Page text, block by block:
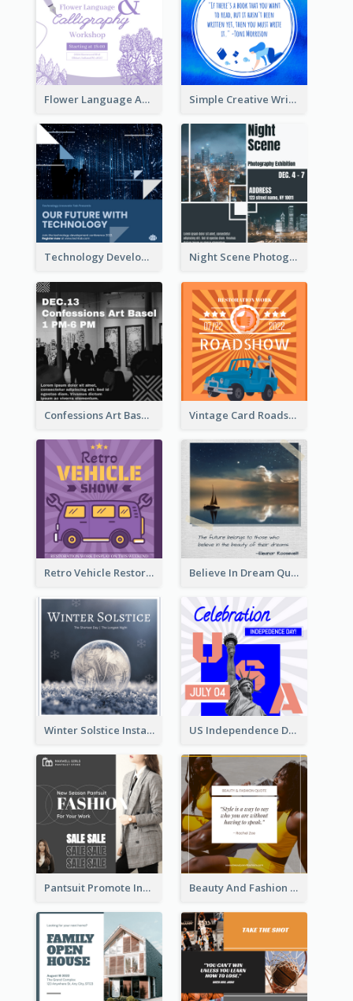
Flower Language And Calligraphy Instagram Post Simple Creative Writing Quote Instagram Post
Technology Development Conference Instagram Post Night Scene Photography Exhibition Instagram Post
Confessions Art Basel Instagram Post Vintage Card Roadshow Instagram Post
Retro Vehicle Restoration Instagram Post Believe In Dream Quote Instagram Post
Winter Solstice Instagram Post US Independence Day Instagram Post
Pantsuit Promote Instagram Post Beauty And Fashion Inspirational Quote Instagram Post